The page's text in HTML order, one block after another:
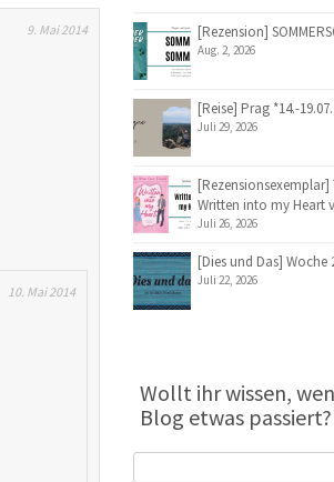
9. Mai 2014
10. Mai 2014
[Rezension]
Aug. 2, 2026
[Reise] Prag *14.-
Juli 29, 2026
[Rezensionsexemplar]
Written into my Heart
Juli 26, 2026
[Dies und Das] Woche
Juli 22, 2026
Wollt ihr wissen,
Blog etwas passiert?